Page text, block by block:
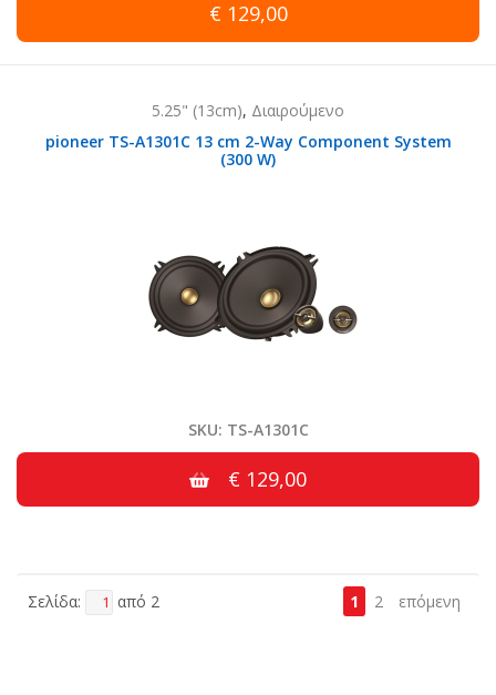
€ 129,00
5.25" (13cm), Διαιρούμενο
pioneer TS-A1301C 13 cm 2-Way Component System
(300 W)
SKU: TS-A1301C
€ 129,00
Σελίδα: από 2 1 2 επόμενη